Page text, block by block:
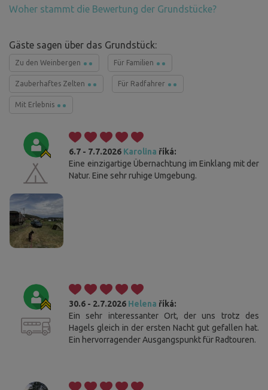
Woher stammt die Bewertung der Grundstücke?
Gäste sagen über das Grundstück:
Zu den Weinbergen Für Familien
Zauberhaftes Zelten Für Radfahrer
Mit Erlebnis
6.7 - 7.7.2026 Karolina říká:
Eine einzigartige Übernachtung im Einklang mit der
Natur. Eine sehr ruhige Umgebung.
30.6 - 2.7.2026 Helena říká:
Ein sehr interessanter Ort, der uns trotz des
Hagels gleich in der ersten Nacht gut gefallen hat.
Ein hervorragender Ausgangspunkt für Radtouren.